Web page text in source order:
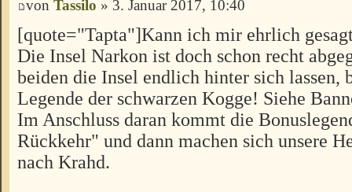
von Tassilo » 3. Januar 2017, 10:40
[quote="Tapta"]Kann ich mir ehrlich
Die Insel Narkon ist doch schon recht
beiden die Insel endlich hinter sich lassen,
Legende der schwarzen Kogge! Siehe
Im Anschluss daran kommt die
Rückkehr" und dann machen sich unsere
nach Krahd.